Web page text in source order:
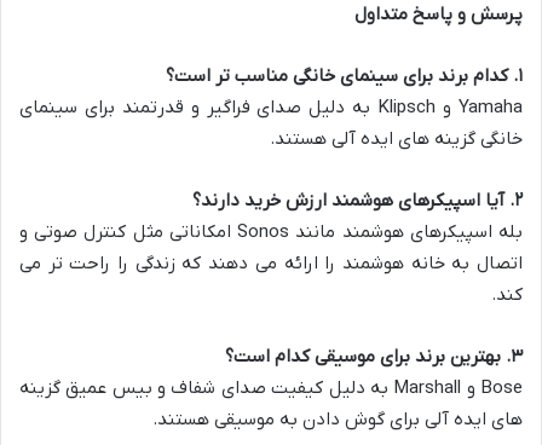
پرسش و پاسخ متداول
۱.کدام برند برای سینمای خانگی مناسب تر است؟
Yamaha و Klipsch به دلیل صدای فراگیر و قدرتمند برای سینمای
خانگی گزینه های ایده آلی هستند.
۲.آیا اسپیکرهای هوشمند ارزش خرید دارند؟
بله اسپیکرهای هوشمند مانند Sonos امکاناتی مثل کنترل صوتی و
اتصال به خانه هوشمند را ارائه می دهند که زندگی را راحت تر می
کند.
۳. بهترین برند برای موسیقی کدام است؟
Bose و Marshall به دلیل کیفیت صدای شفاف و بیس عمیق گزینه
های ایده آلی برای گوش دادن به موسیقی هستند.